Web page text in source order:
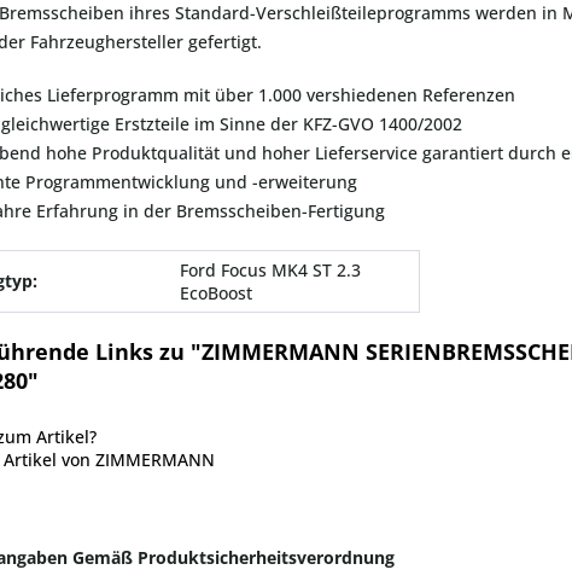
ihres Standard-Verschleißteileprogramms werden in
Fahrzeughersteller gefertigt.
Lieferprogramm mit über 1.000 vershiedenen Referenzen
Erstzteile im Sinne der KFZ-GVO 1400/2002
hohe Produktqualität und hoher Lieferservice garantiert durch
Programmentwicklung und -erweiterung
Erfahrung in der Bremsscheiben-Fertigung
Ford Focus MK4 ST 2.3
EcoBoost
Links zu "ZIMMERMANN
Artikel?
von ZIMMERMANN
Gemäß Produktsicherheitsverordnung